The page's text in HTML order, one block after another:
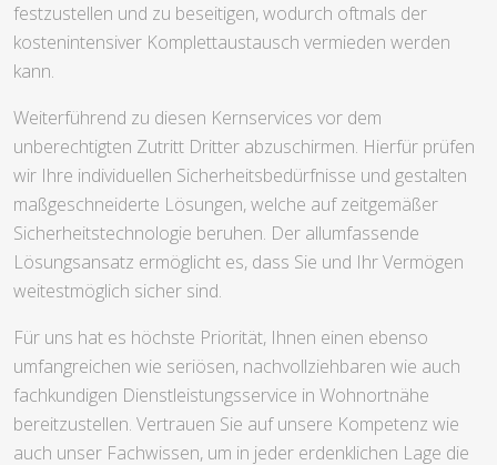
festzustellen und zu beseitigen, wodurch oftmals der
kostenintensiver Komplettaustausch vermieden werden
kann.
Weiterführend zu diesen Kernservices vor dem
unberechtigten Zutritt Dritter abzuschirmen. Hierfür prüfen
wir Ihre individuellen Sicherheitsbedürfnisse und gestalten
maßgeschneiderte Lösungen, welche auf zeitgemäßer
Sicherheitstechnologie beruhen. Der allumfassende
Lösungsansatz ermöglicht es, dass Sie und Ihr Vermögen
weitestmöglich sicher sind.
Für uns hat es höchste Priorität, Ihnen einen ebenso
umfangreichen wie seriösen, nachvollziehbaren wie auch
fachkundigen Dienstleistungsservice in Wohnortnähe
bereitzustellen. Vertrauen Sie auf unsere Kompetenz wie
auch unser Fachwissen, um in jeder erdenklichen Lage die